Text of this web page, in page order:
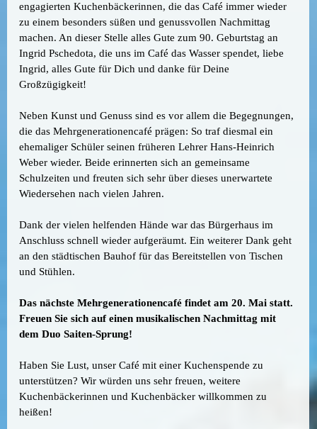
engagierten Kuchenbäckerinnen, die das Café immer wieder
zu einem besonders süßen und genussvollen Nachmittag
machen. An dieser Stelle alles Gute zum 90. Geburtstag an
Ingrid Pschedota, die uns im Café das Wasser spendet, liebe
Ingrid, alles Gute für Dich und danke für Deine
Großzügigkeit!
Neben Kunst und Genuss sind es vor allem die Begegnungen,
die das Mehrgenerationencafé prägen: So traf diesmal ein
ehemaliger Schüler seinen früheren Lehrer Hans-Heinrich
Weber wieder. Beide erinnerten sich an gemeinsame
Schulzeiten und freuten sich sehr über dieses unerwartete
Wiedersehen nach vielen Jahren.
Dank der vielen helfenden Hände war das Bürgerhaus im
Anschluss schnell wieder aufgeräumt. Ein weiterer Dank geht
an den städtischen Bauhof für das Bereitstellen von Tischen
und Stühlen.
Das nächste Mehrgenerationencafé findet am 20. Mai statt.
Freuen Sie sich auf einen musikalischen Nachmittag mit
dem Duo Saiten-Sprung!
Haben Sie Lust, unser Café mit einer Kuchenspende zu
unterstützen? Wir würden uns sehr freuen, weitere
Kuchenbäckerinnen und Kuchenbäcker willkommen zu
heißen!